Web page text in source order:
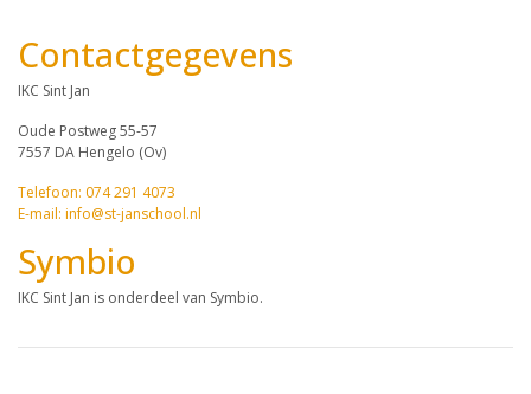
Contactgegevens
IKC Sint Jan
Oude Postweg 55-57
7557 DA Hengelo (Ov)
Telefoon: 074 291 4073
E-mail: info@st-janschool.nl
Symbio
IKC Sint Jan is onderdeel van Symbio.